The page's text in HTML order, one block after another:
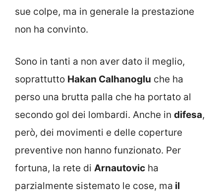
sue colpe, ma in generale la prestazione
non ha convinto.
Sono in tanti a non aver dato il meglio,
soprattutto Hakan Calhanoglu che ha
perso una brutta palla che ha portato al
secondo gol dei lombardi. Anche in difesa,
però, dei movimenti e delle coperture
preventive non hanno funzionato. Per
fortuna, la rete di Arnautovic ha
parzialmente sistemato le cose, ma il